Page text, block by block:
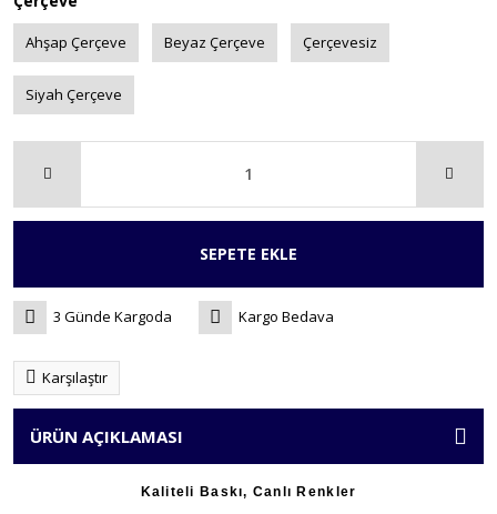
Ahşap Çerçeve Beyaz Çerçeve Çerçevesiz
Siyah Çerçeve
SEPETE EKLE
3 Günde Kargoda Kargo Bedava
Karşılaştır
ÜRÜN AÇIKLAMASI
Kaliteli Baskı, Canlı Renkler